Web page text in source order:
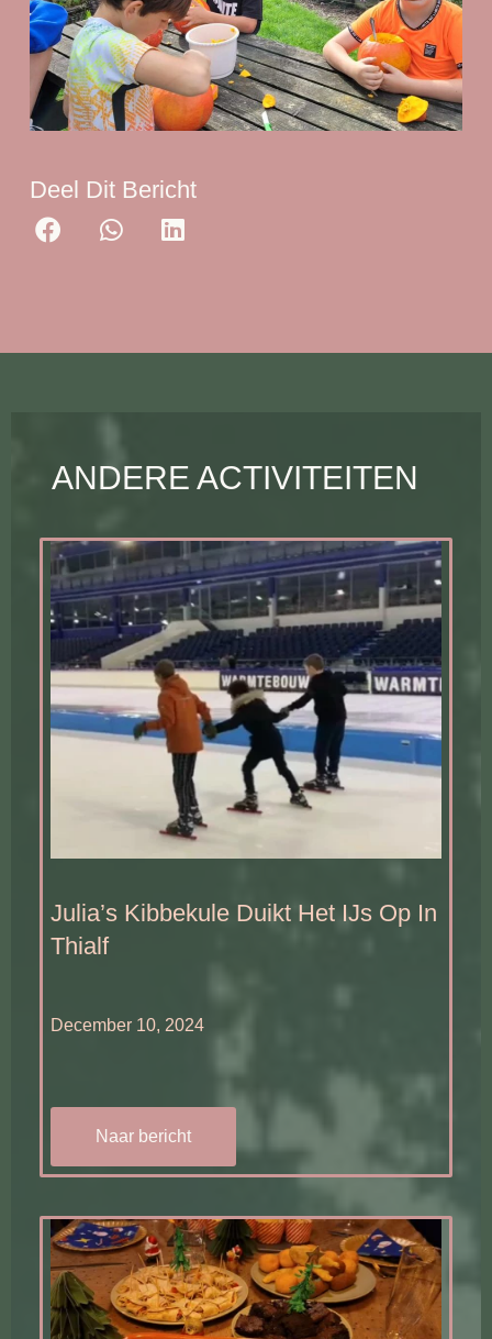
Deel Dit Bericht
ANDERE ACTIVITEITEN
Julia’s Kibbekule Duikt Het IJs Op In
Thialf
December 10, 2024
Naar bericht